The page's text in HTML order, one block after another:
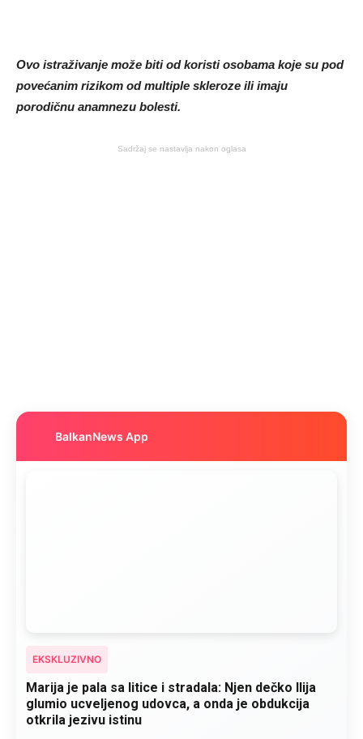
Ovo istraživanje može biti od koristi osobama koje su pod
povećanim rizikom od multiple skleroze ili imaju
porodičnu anamnezu bolesti.
Sadržaj se nastavlja nakon oglasa
BalkanNews App
EKSKLUZIVNO
Marija je pala sa litice i stradala: Njen dečko Ilija
glumio ucveljenog udovca, a onda je obdukcija
otkrila jezivu istinu